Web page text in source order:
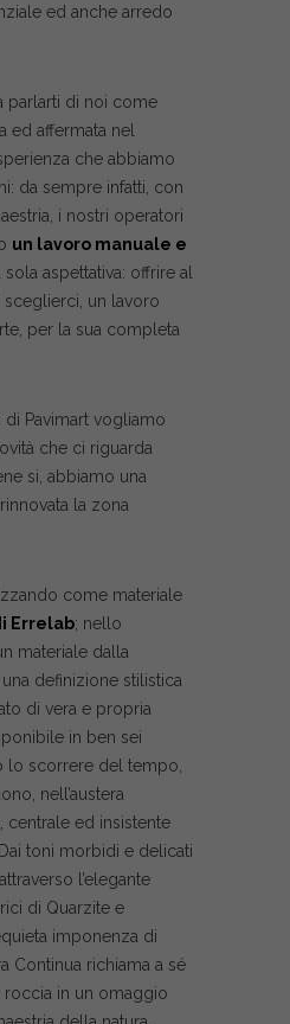
ed anche arredo
parlarti di noi come
ed affermata nel
che abbiamo
da sempre infatti, con
i nostri operatori
un lavoro manuale e
aspettativa: offrire al
un lavoro
per la sua completa
Pavimart vogliamo
che ci riguarda
si, abbiamo una
la zona
come materiale
Errelab; nello
materiale dalla
definizione stilistica
di vera e propria
in ben sei
lo scorrere del tempo,
nell’austera
ed insistente
toni morbidi e delicati
l’elegante
di Quarzite e
imponenza di
Continua richiama a sé
in un omaggio